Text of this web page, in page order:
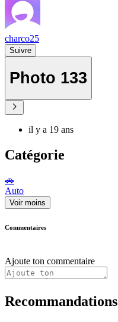
charco25
Suivre
Photo 133
il y a 19 ans
Catégorie
🚗
Auto
Voir moins
Commentaires
Ajoute ton commentaire
Recommandations